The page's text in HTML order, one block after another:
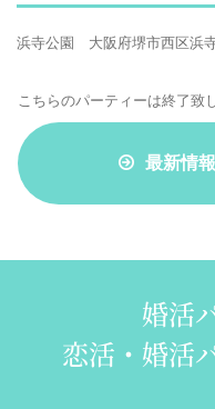
浜寺公園 大阪府堺市西区浜
こちらのパーティーは終了致
最新情
婚活
恋活・婚活